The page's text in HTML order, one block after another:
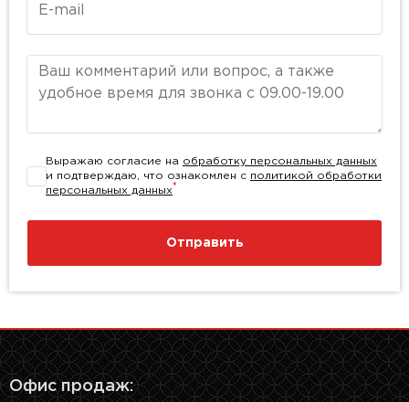
Комментарий
Выражаю согласие на обработку персональных данных
и подтверждаю, что ознакомлен с политикой обработки
персональных данных*
Отправить
Офис продаж: